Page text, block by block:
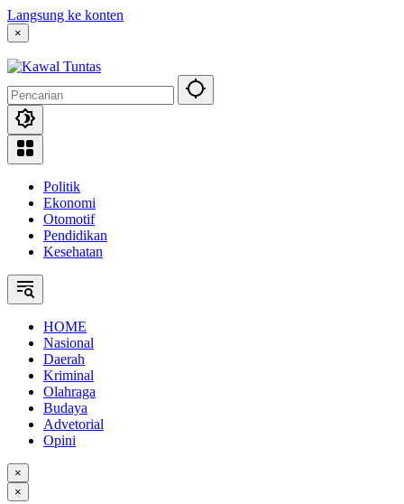
Langsung ke konten
×
Politik
Ekonomi
Otomotif
Pendidikan
Kesehatan
HOME
Nasional
Daerah
Kriminal
Olahraga
Budaya
Advetorial
Opini
×
×